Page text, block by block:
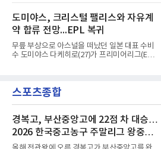
으로 골대 오른쪽 하단을 찔러 균형을 맞췄다.승
부는 승부차기로 갈렸다. LAFC는
임을 발표했다. 그는 스페인 라망가에서 진행 중
인 프리시즌 캠프에 곧바로 합류했다. 구단은 유
럽 축구계에서 가장 촉망받는 젊은 감독을 데려
왔다고 밝혔다.이력은 이른 나이에 쌓였다. 서른
셋이던 2021년 오스트리아 레드불 잘츠부르크
사령탑에 올라 첫 시즌 리그와 컵대회를 동시에
제패했고, 구단 역사상 처음으로 팀을 유럽축구
다. 2023년 사우디아라비아 알아흘리로 옮겨
2024-2025시즌과 2025-2026시즌
도미야스, 크리스털 팰리스와 자유계
약 합류 전망...EPL 복귀
무릎 부상으로 아스널을 떠났던 일본 대표 수비
수 도미야스 다케히로(27)가 프리미어리그(EPL)
큰 틀의 계약 조건은 이미 합의됐고 구단은 개막
을 앞두고 영입 절차를 서두르고 있다.그의 최근
지난 시즌 아스널과 상호 합의로 계약을 해지했
고, 네덜란드 아약스에서 시즌 막판 8경기를 소
화했다. 이후 일본 대표로 월드컵에 나서 선발 2
경기를 포함해 3경기를 뛰며 감각을 끌어올렸
스포츠종합
경복고, 부산중앙고에 22점 차 대승…
2026 한국중고농구 주말리그 왕중왕
전 첫 승 신고